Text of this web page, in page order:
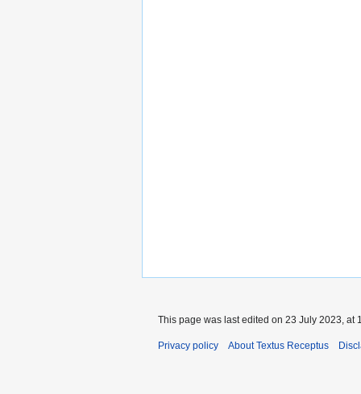
This page was last edited on 23 July 2023, at
Privacy policy About Textus Receptus